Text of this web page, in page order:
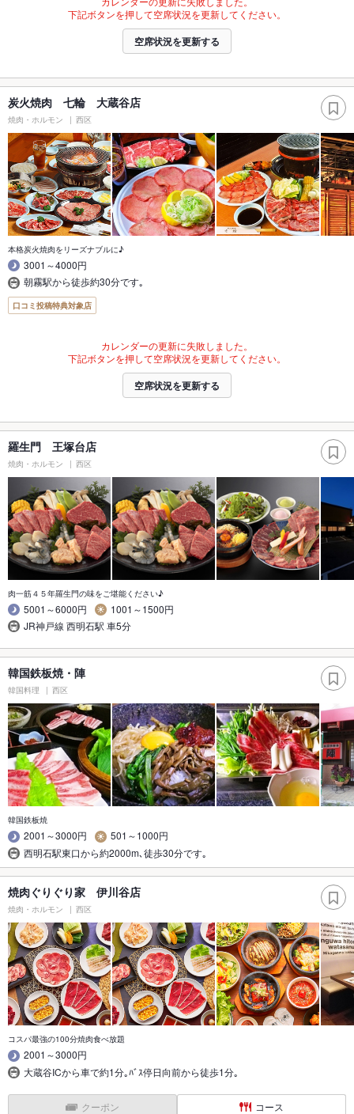
下記ボタンを押して空席状況を更新してください。
空席状況を更新する
炭火焼肉 七輪 大蔵谷店
焼肉・ホルモン 西区
本格炭火焼肉をリーズナブルに♪
3001～4000円
朝霧駅から徒歩約30分です｡
口コミ投稿特典対象店
カレンダーの更新に失敗しました。
下記ボタンを押して空席状況を更新してください。
空席状況を更新する
羅生門 王塚台店
焼肉・ホルモン 西区
肉一筋４５年羅生門の味をご堪能ください♪
5001～6000円
1001～1500円
JR神戸線 西明石駅 車5分
韓国鉄板焼・陣
韓国料理 西区
韓国鉄板焼
2001～3000円
501～1000円
西明石駅東口から約2000m､徒歩30分です｡
焼肉ぐりぐり家 伊川谷店
焼肉・ホルモン 西区
コスパ最強の100分焼肉食べ放題
2001～3000円
大蔵谷ICから車で約1分｡ﾊﾞｽ停日向前から徒歩1分｡
クーポン コース